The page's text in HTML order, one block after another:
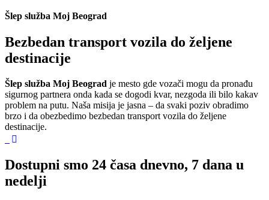
Šlep služba Moj Beograd
Bezbedan transport vozila do željene
destinacije
Šlep služba Moj Beograd je mesto gde vozači mogu da pronađu
sigurnog partnera onda kada se dogodi kvar, nezgoda ili bilo kakav
problem na putu. Naša misija je jasna – da svaki poziv obradimo
brzo i da obezbedimo bezbedan transport vozila do željene
destinacije.
Dostupni smo 24 časa dnevno, 7 dana u
nedelji